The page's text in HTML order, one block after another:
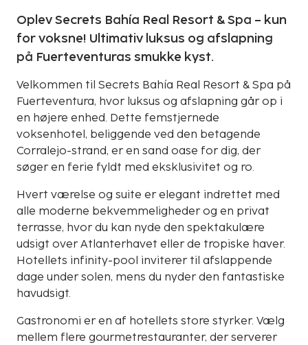
Oplev Secrets Bahía Real Resort & Spa – kun
for voksne! Ultimativ luksus og afslapning
på Fuerteventuras smukke kyst.
Velkommen til Secrets Bahía Real Resort & Spa på
Fuerteventura, hvor luksus og afslapning går op i
en højere enhed. Dette femstjernede
voksenhotel, beliggende ved den betagende
Corralejo-strand, er en sand oase for dig, der
søger en ferie fyldt med eksklusivitet og ro.
Hvert værelse og suite er elegant indrettet med
alle moderne bekvemmeligheder og en privat
terrasse, hvor du kan nyde den spektakulære
udsigt over Atlanterhavet eller de tropiske haver.
Hotellets infinity-pool inviterer til afslappende
dage under solen, mens du nyder den fantastiske
havudsigt.
Gastronomi er en af hotellets store styrker. Vælg
mellem flere gourmetrestauranter, der serverer